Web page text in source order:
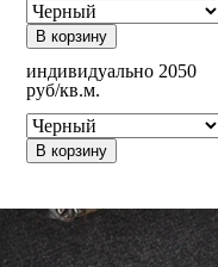
В корзину
индивидуально 2050
руб/кв.м.
В корзину